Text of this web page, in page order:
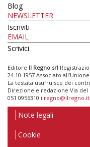
Blog
NEWSLETTER
Iscriviti
EMAIL
Scrivici
Editore Il Regno srl
24.10.1957 Associato
La testata usufruisce dei
Direzione e redazione Via del
051 0956310 ilregno@ilregno.it
Note legali
Cookie